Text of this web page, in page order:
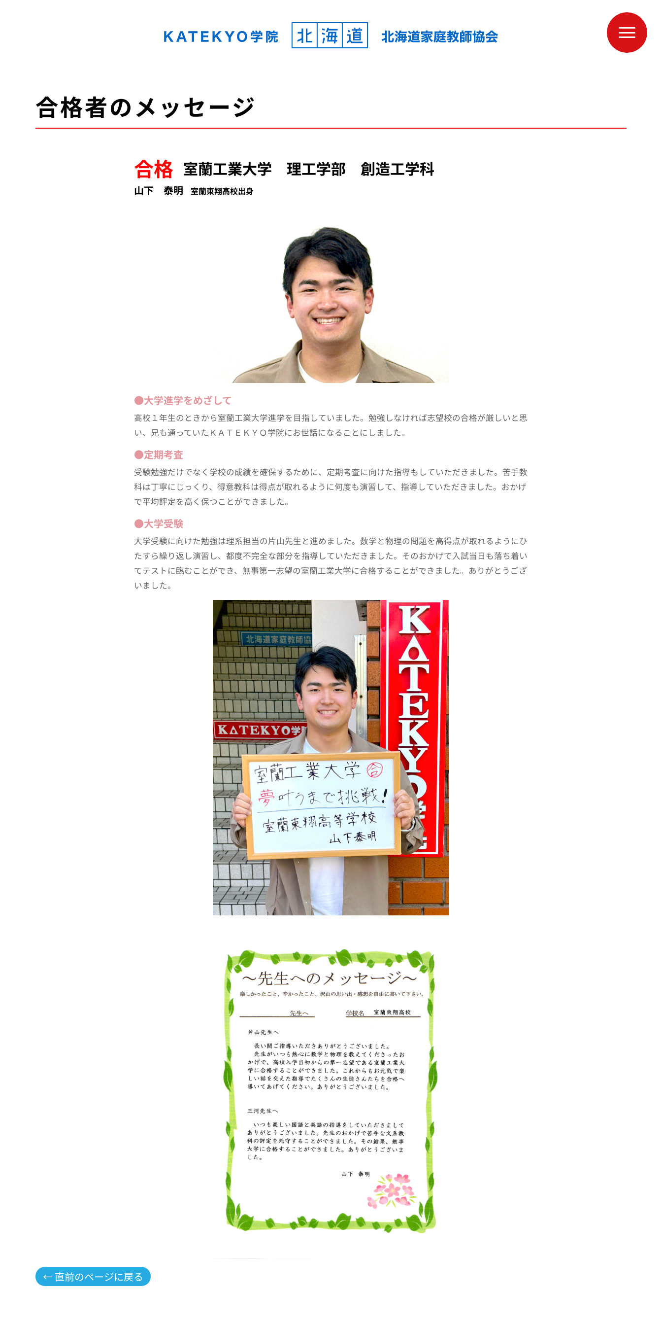
合格者のメッセージ
合格 室蘭工業大学 理工学部 創造工学科
山下 泰明 室蘭東翔高校出身
●大学進学をめざして
高校１年生のときから室蘭工業大学進学を目指していました。勉強しなければ志望校の合格が厳しいと思
い、兄も通っていたＫＡＴＥＫＹＯ学院にお世話になることにしました。
●定期考査
受験勉強だけでなく学校の成績を確保するために、定期考査に向けた指導もしていただきました。苦手教
科は丁寧にじっくり、得意教科は得点が取れるように何度も演習して、指導していただきました。おかげ
で平均評定を高く保つことができました。
●大学受験
大学受験に向けた勉強は理系担当の片山先生と進めました。数学と物理の問題を高得点が取れるようにひ
たすら繰り返し演習し、都度不完全な部分を指導していただきました。そのおかげで入試当日も落ち着い
てテストに臨むことができ、無事第一志望の室蘭工業大学に合格することができました。ありがとうござ
いました。
← 直前のページに戻る